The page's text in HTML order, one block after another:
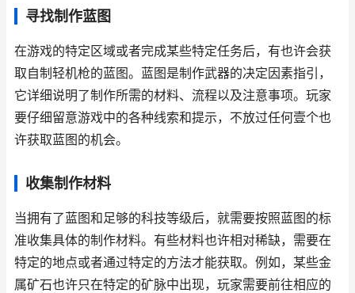
寻找制作蓝图
在游戏的特定区域或者完成某些特定任务后，有也许会获
取自制轻机枪的蓝图。蓝图是制作武器的决定因素指引，
它详细说明了制作所需的材料、流程以及注意事项。玩家
要仔细留意游戏中的各种线索和提示，不放过任何壹个也
许获取蓝图的机会。
收集制作材料
当拥有了蓝图和足够的科技等级后，就需要按照蓝图的标
准收集具体的制作材料。有些材料也许相对稀缺，需要在
特定的地点或者通过特定的方法才能获取。例如，某些金
属矿石也许只在特定的矿脉中出现，玩家需要前往相应的